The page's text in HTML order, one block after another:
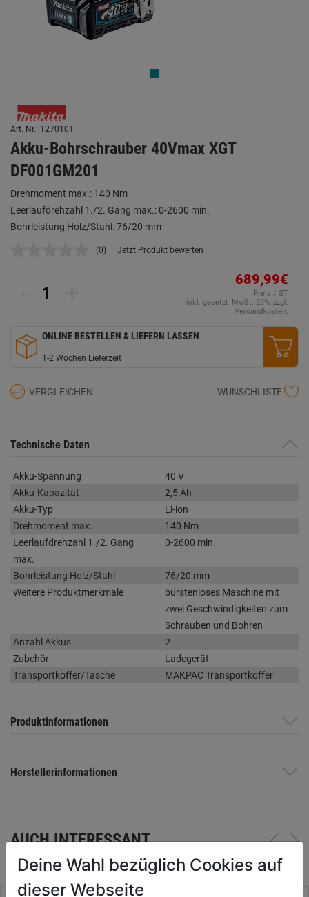
Art. Nr.: 1270101
Akku-Bohrschrauber 40Vmax XGT
DF001GM201
Drehmoment max.: 140 Nm
Leerlaufdrehzahl 1./2. Gang max.: 0-2600 min.
Bohrleistung Holz/Stahl: 76/20 mm
Kein
(0) Jetzt Produkt bewerten
689,99€
Preis / ST
inkl. gesetzl. MwSt. 20%, zzgl.
Versandkosten.
ONLINE BESTELLEN & LIEFERN LASSEN
1-2 Wochen Lieferzeit
VERGLEICHEN WUNSCHLISTE
Technische Daten
Akku-Spannung
40 V
Akku-Kapazität
2,5 Ah
Akku-Typ
Li-ion
Drehmoment max.
140 Nm
Leerlaufdrehzahl 1./2. Gang
max.
0-2600 min.
Bohrleistung Holz/Stahl
76/20 mm
Weitere Produktmerkmale
bürstenloses Maschine mit
zwei Geschwindigkeiten zum
Schrauben und Bohren
Anzahl Akkus
2
Zubehör
Ladegerät
Transportkoffer/Tasche
MAKPAC Transportkoffer
Produktinformationen
Herstellerinformationen
AUCH INTERESSANT
Deine Wahl bezüglich Cookies auf
dieser Webseite